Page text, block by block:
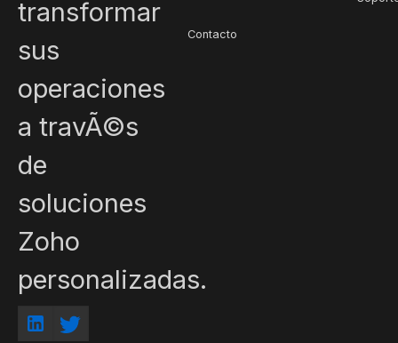
transformar
sus
operaciones
a travÃ©s
de
soluciones
Zoho
personalizadas.
Contacto